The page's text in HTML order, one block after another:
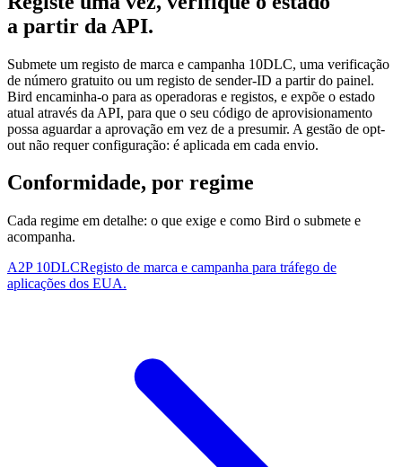
a partir da API.
Submete um registo de marca e campanha 10DLC, uma verificação
de número gratuito ou um registo de sender-ID a partir do painel.
Bird encaminha-o para as operadoras e registos, e expõe o estado
atual através da API, para que o seu código de aprovisionamento
possa aguardar a aprovação em vez de a presumir. A gestão de opt-
out não requer configuração: é aplicada em cada envio.
Conformidade, por regime
Cada regime em detalhe: o que exige e como Bird o submete e
acompanha.
A2P 10DLCRegisto de marca e campanha para tráfego de
aplicações dos EUA.